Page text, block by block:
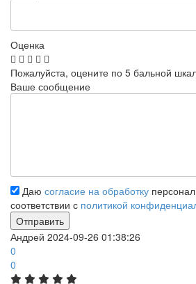
Оценка
Пожалуйста, оцените по 5 бальной
Ваше сообщение
Даю согласие на обработку
соответствии с политикой
Андрей 2024-09-26 01:38:26
0
0